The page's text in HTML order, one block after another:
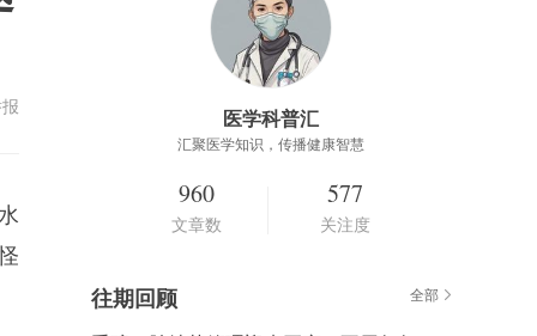
医学科普汇
汇聚医学知识，传播健康智慧
960
文章数
577
关注度
往期回顾 全部